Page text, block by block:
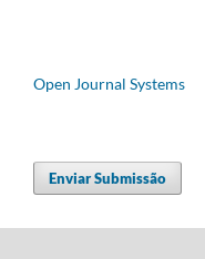
Open Journal Systems
Enviar Submissão